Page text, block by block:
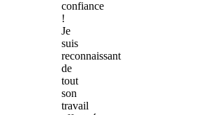
confiance
!
Je
suis
reconnaissant
de
tout
son
travail